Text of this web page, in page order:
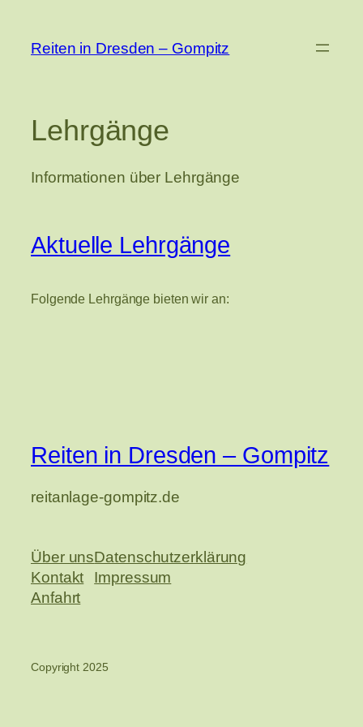
springen
Reiten in Dresden – Gompitz
Lehrgänge
Informationen über Lehrgänge
Aktuelle Lehrgänge
Folgende Lehrgänge bieten wir an:
Reiten in Dresden – Gompitz
reitanlage-gompitz.de
Über uns
Kontakt
Anfahrt
Datenschutzerklärung
Impressum
Copyright 2025